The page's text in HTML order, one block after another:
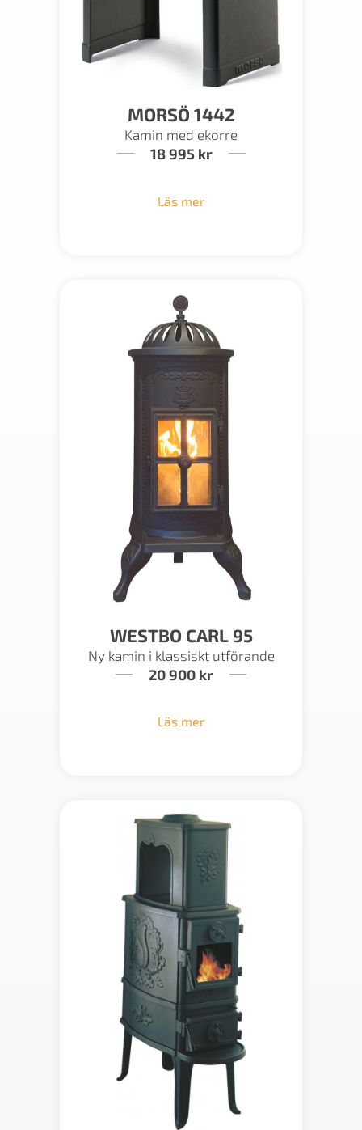
MORSÖ 1442
Kamin med ekorre
18 995 kr
Läs mer
WESTBO CARL 95
Ny kamin i klassiskt utförande
20 900 kr
Läs mer